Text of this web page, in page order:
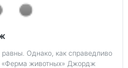
Однако, как справедливо
«Ферма животных» Джордж